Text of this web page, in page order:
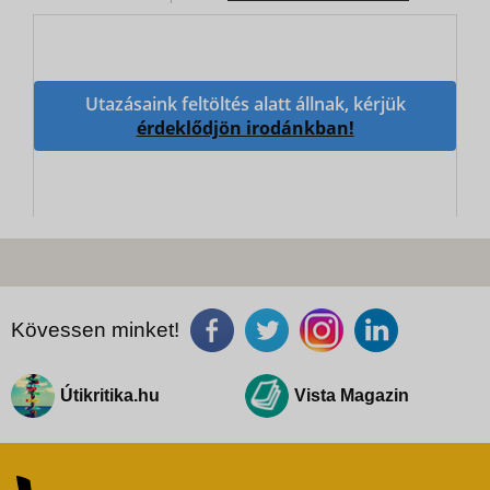
Utazásaink feltöltés alatt állnak, kérjük
érdeklődjön irodánkban!
Kövessen minket!
Útikritika.hu Vista Magazin